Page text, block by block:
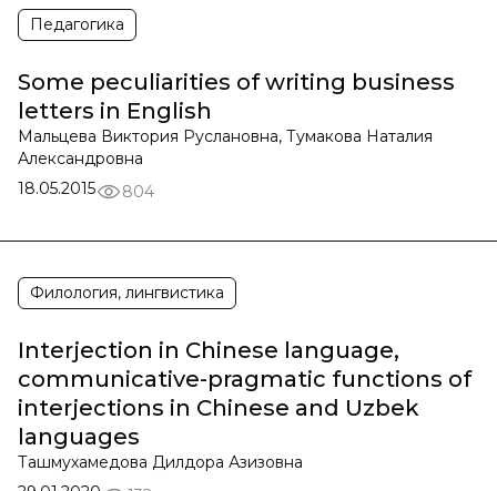
Педагогика
Some peculiarities of writing business
letters in English
Мальцева Виктория Руслановна, Тумакова Наталия
Александровна
18.05.2015
804
Филология, лингвистика
Interjection in Chinese language,
communicative-pragmatic functions of
interjections in Chinese and Uzbek
languages
Ташмухамедова Дилдора Азизовна